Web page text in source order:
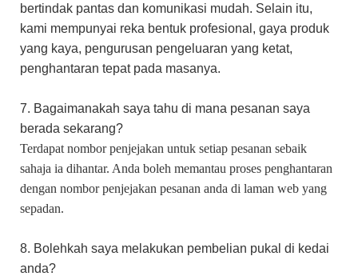
bertindak pantas dan komunikasi mudah. ​​Selain itu,
kami mempunyai reka bentuk profesional, gaya produk
yang kaya, pengurusan pengeluaran yang ketat,
penghantaran tepat pada masanya.
7. Bagaimanakah saya tahu di mana pesanan saya
berada sekarang?
Terdapat nombor penjejakan untuk setiap pesanan sebaik
sahaja ia dihantar. Anda boleh memantau proses penghantaran
dengan nombor penjejakan pesanan anda di laman web yang
sepadan.
8. Bolehkah saya melakukan pembelian pukal di kedai
anda?